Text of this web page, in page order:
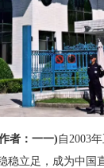
者：一一) 自2003
立足，成为中国